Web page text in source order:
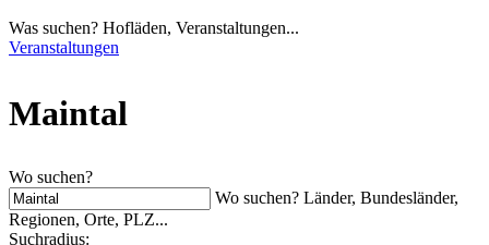
Was suchen? Hofläden, Veranstaltungen...
Veranstaltungen
Maintal
Wo suchen?
Wo suchen? Länder, Bundesländer,
Regionen, Orte, PLZ...
Suchradius: